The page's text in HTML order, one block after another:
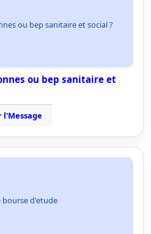
ou bep sanitaire et social ?
ou bep sanitaire et
l'Message
bourse d'etude